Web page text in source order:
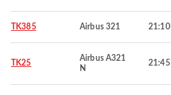
TK385 Airbus 321 21:10
TK25
Airbus A321
N
21:45